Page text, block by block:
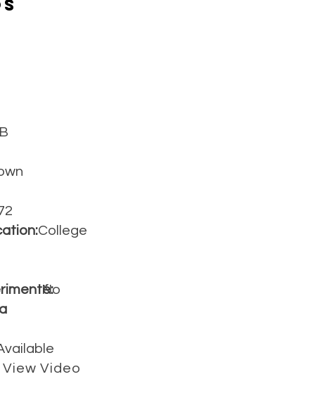
College
No
View Video